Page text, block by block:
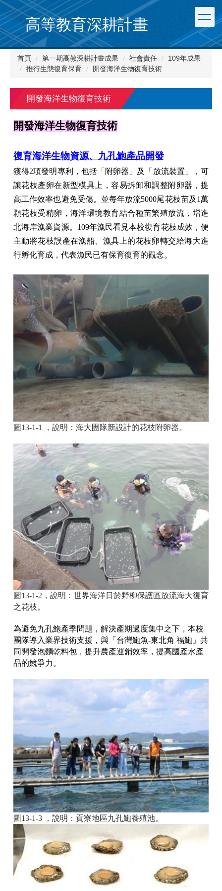
跳
到
主
要
內
高等教育深耕計畫
首頁 第一期高教深耕計畫成果 社會責任
109年成果
推行生態復育保育
開發海洋生物復育技術
開發海洋生物復育技術
開發海洋生物復育技術
復育海洋生物資源、九孔鮑產品開發
獲得2項發明專利，包括「附卵器」及「放流裝置」，可
讓花枝產卵在新型模具上，容易拆卸和調整附卵器，提
高工作效率也避免受傷。並每年放流5000尾花枝苗及1萬
顆花枝受精卵，海洋環境教育結合種苗繁殖放流，增進
北海岸漁業資源。109年漁民看見本校復育花枝成效，便
主動將花枝誤產在漁船、漁具上的花枝卵轉交給海大進
行孵化育成，代表漁民已有保育復育的觀念。
圖13-1-1 ，說明：海大團隊新設計的花枝附卵器。
圖13-1-2，說明：世界海洋日於野柳保護區放流海大復育
之花枝。
為避免九孔鮑產季問題，解決產期過度集中之下，本校
團隊導入業界技術支援，與「台灣鮑魚-東北角 福鮑」共
同開發泡麵乾料包，提升農產運銷效率，提高國產水產
品的競爭力。
圖13-1-3 ，說明：貢寮地區九孔鮑養殖池。